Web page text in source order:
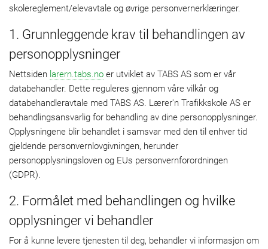
skolereglement/elevavtale og øvrige personvernerklæringer.
1. Grunnleggende krav til behandlingen av
personopplysninger
Nettsiden larern.tabs.noer utviklet av TABS AS som er vår
databehandler. Dette reguleres gjennom våre vilkår og
databehandleravtale med TABS AS. Lærer'n Trafikkskole AS er
behandlingsansvarlig for behandling av dine personopplysninger.
Opplysningene blir behandlet i samsvar med den til enhver tid
gjeldende personvernlovgivningen, herunder
personopplysningsloven og EUs personvernforordningen
(GDPR).
2. Formålet med behandlingen og hvilke
opplysninger vi behandler
For å kunne levere tjenesten til deg, behandler vi informasjon om